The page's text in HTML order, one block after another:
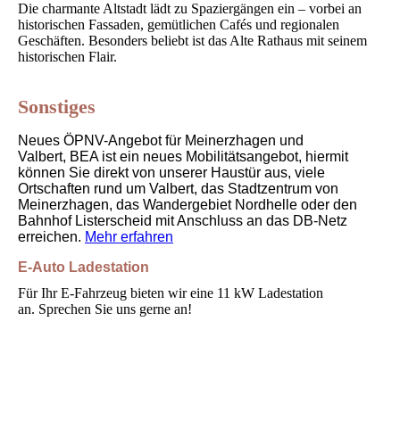
Die charmante Altstadt lädt zu Spaziergängen ein – vorbei an
historischen Fassaden, gemütlichen Cafés und regionalen
Geschäften. Besonders beliebt ist das Alte Rathaus mit seinem
historischen Flair.
Sonstiges
Neues ÖPNV-Angebot für Meinerzhagen und
Valbert, BEA ist ein neues Mobilitätsangebot, hiermit
können Sie direkt von unserer Haustür aus, viele
Ortschaften rund um Valbert, das Stadtzentrum von
Meinerzhagen, das Wandergebiet Nordhelle oder den
Bahnhof Listerscheid mit Anschluss an das DB-Netz
erreichen. Mehr erfahren
E-Auto Ladestation
Für Ihr E-Fahrzeug bieten wir eine 11 kW Ladestation
an. Sprechen Sie uns gerne an!